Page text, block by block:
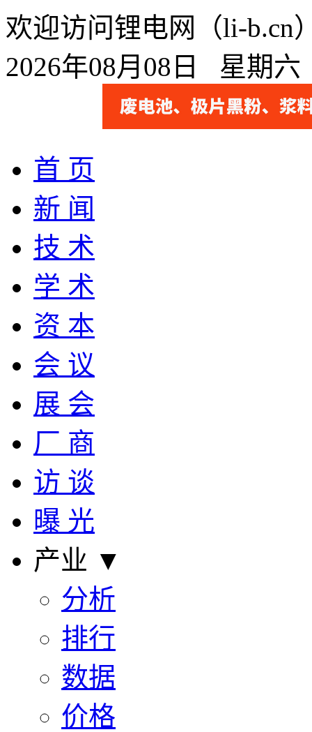
欢迎访问锂电网（li-b.cn
2026年08月08日 星期
首 页
新 闻
技 术
学 术
资 本
会 议
展 会
厂 商
访 谈
曝 光
产业 ▼
分析
排行
数据
价格